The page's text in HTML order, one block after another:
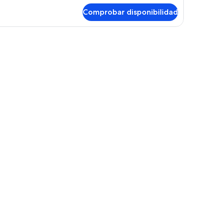
Comprobar disponibilidad